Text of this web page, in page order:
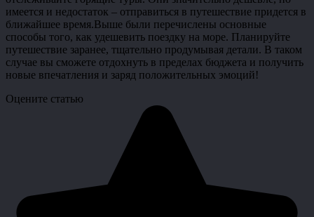
имеется и недостаток – отправиться в путешествие придется в
ближайшее время.Выше были перечислены основные
способы того, как удешевить поездку на море. Планируйте
путешествие заранее, тщательно продумывая детали. В таком
случае вы сможете отдохнуть в пределах бюджета и получить
новые впечатления и заряд положительных эмоций!
Оцените статью